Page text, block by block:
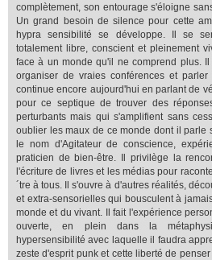
complètement, son entourage s'éloigne
Un grand besoin de silence pour cette
hypra sensibilité se développe. Il se
totalement libre, conscient et pleinement
face à un monde qu'il ne comprend plus.
organiser de vraies conférences et
continue encore aujourd'hui en parlant de
pour ce septique de trouver des
perturbants mais qui s'amplifient sans
oublier les maux de ce monde dont il parle
le nom d'Agitateur de conscience,
praticien de bien-être. Il privilège la
l'écriture de livres et les médias pour
´tre à tous. Il s'ouvre à d'autres réalités,
et extra-sensorielles qui bousculent à
monde et du vivant. Il fait l'expérience
ouverte, en plein dans la
hypersensibilité avec laquelle il faudra
zeste d'esprit punk et cette liberté de penser